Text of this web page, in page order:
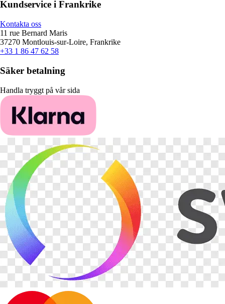
Kundservice i Frankrike
Kontakta oss
11 rue Bernard Maris
37270 Montlouis-sur-Loire, Frankrike
+33 1 86 47 62 58
Säker betalning
Handla tryggt på vår sida